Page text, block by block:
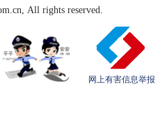
All rights reserved.
网上有害信息举报